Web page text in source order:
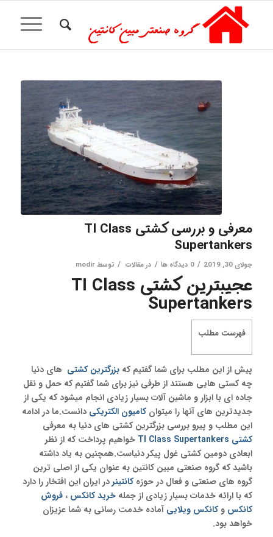
معرفی و بررسی کشتی TI Class
Supertankers
جولای 30, 2019 / 0 دیدگاه ها / درمقالات / توسطmodir
عجیبترین کشتی TI Class
Supertankers
فهرست مطلب
پیش از این مطلب برای شما گفتیم که بزرگترین کشتی های دنیا
چه کستی هایی هستند از طرفی نیز برای شما گفتیم که حمل و نقل
جاده ای با ابزار و ماشین آلات بسیار زیادی انجام میشود که یکی از
جدیدترین های آنها را میتوانکامیون الکتریکی دانست.ما در ادامه
این مطلب و پیرو بررسی بزرگترین کشتی های دنیا به معرفی
کشتی TI Class Supertankers
خواهیم پرداخت که از نظر
ابعادی دومین کشتی غول پیکر دنیاست.همچنین به یاد داشته
باشید که گروه صنعتی مبین کانتین به عنوان یکی از اصلی ترین
گروه های صنعتی و فعال در حوزهکانتینردر ایران این افتخار را دارد
که با ارائه خدمات بسیار زیادی از جمله خرید کانکس ، فروش
کانکس وکانکس ویلایی آماده خدمت رسانی به شما عزیزان
خواهد بود.